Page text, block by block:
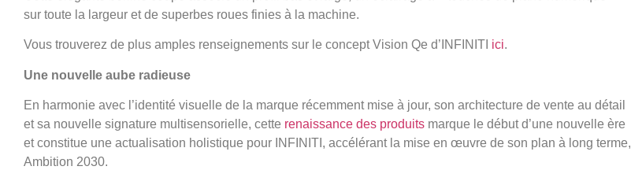
sur toute la largeur et de superbes roues finies à la machine.
Vous trouverez de plus amples renseignements sur le concept Vision Qe d’INFINITI ici.
Une nouvelle aube radieuse
En harmonie avec l’identité visuelle de la marque récemment mise à jour, son architecture de vente au détail
et sa nouvelle signature multisensorielle, cette renaissance des produits marque le début d’une nouvelle ère
et constitue une actualisation holistique pour INFINITI, accélérant la mise en œuvre de son plan à long terme,
Ambition 2030.